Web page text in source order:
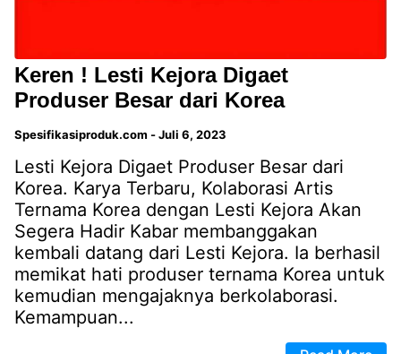
Keren ! Lesti Kejora Digaet
Produser Besar dari Korea
Spesifikasiproduk.com -Juli 6, 2023
Lesti Kejora Digaet Produser Besar dari
Korea. Karya Terbaru, Kolaborasi Artis
Ternama Korea dengan Lesti Kejora Akan
Segera Hadir Kabar membanggakan
kembali datang dari Lesti Kejora. Ia berhasil
memikat hati produser ternama Korea untuk
kemudian mengajaknya berkolaborasi.
Kemampuan...